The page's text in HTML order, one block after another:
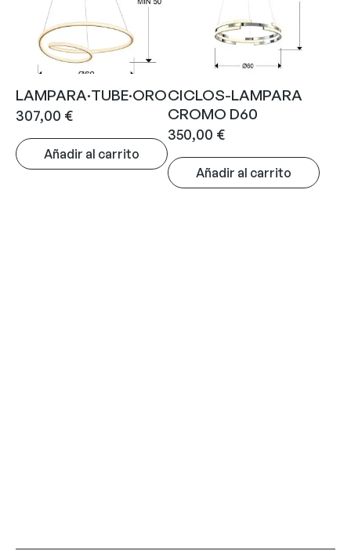
LAMPARA·TUBE·ORO
307,00 €
Añadir al carrito
CICLOS-LAMPARA
CROMO D60
350,00 €
Añadir al carrito